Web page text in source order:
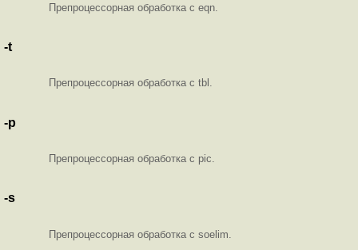
Препроцессорная обработка с eqn.
-t
Препроцессорная обработка с tbl.
-p
Препроцессорная обработка с pic.
-s
Препроцессорная обработка с soelim.